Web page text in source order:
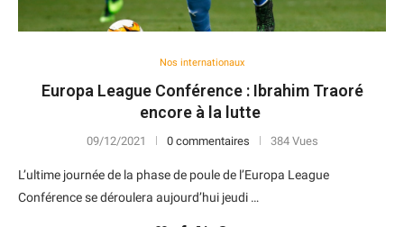
Nos internationaux
Europa League Conférence : Ibrahim Traoré
encore à la lutte
09/12/2021 0 commentaires 384 Vues
L’ultime journée de la phase de poule de l’Europa League
Conférence se déroulera aujourd’hui jeudi …